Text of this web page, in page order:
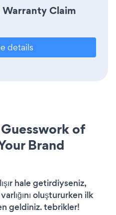
Claim
details
of
Brand
hale getirdiyseniz,
oluştururken ilk
geldiniz. tebrikler!